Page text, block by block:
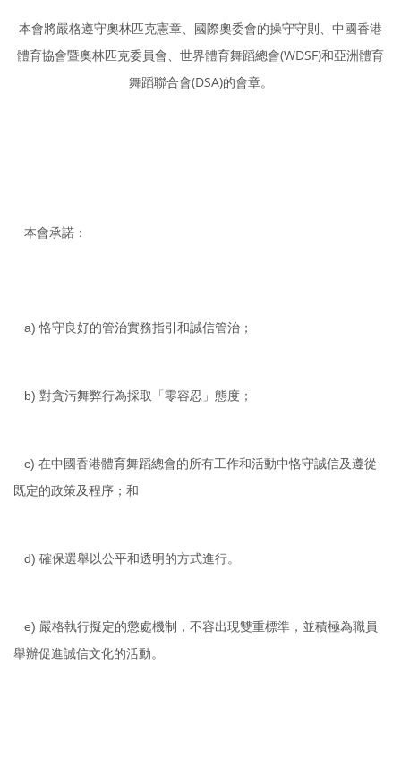
本會將嚴格遵守奧林匹克憲章、國際奧委會的操守守則、中國香港
體育協會暨奧林匹克委員會、世界體育舞蹈總會(WDSF)和亞洲體育
舞蹈聯合會(DSA)的會章。
本會承諾：
a) 恪守良好的管治實務指引和誠信管治；
b) 對貪污舞弊行為採取「零容忍」態度；
c) 在中國香港體育舞蹈總會的所有工作和活動中恪守誠信及遵從
既定的政策及程序；和
d) 確保選舉以公平和透明的方式進行。
e) 嚴格執行擬定的懲處機制，不容出現雙重標準，並積極為職員
舉辦促進誠信文化的活動。